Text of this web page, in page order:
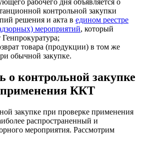
рабочего дня объявляется о
контрольной закупки
решения и акта в едином реестре
мероприятий, который
товара (продукции) в том же
обычной закупке.
о контрольной закупке
применения ККТ
закупке при проверке применения
распространенный и
мероприятия. Рассмотрим